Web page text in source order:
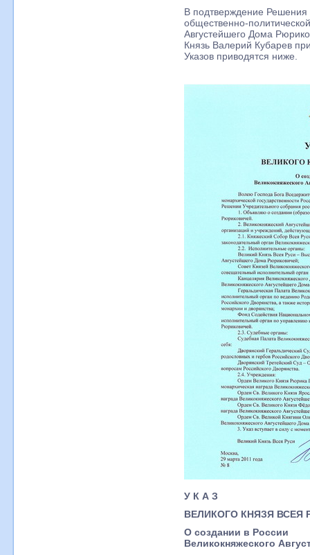
В подтверждение
общественно-
Августейшего Дома
Князь Валерий Кубарев
Указов приводятся ниже.
У К А З
ВЕЛИКОГО КНЯЗЯ ВСЕЯ
О создании в России
Великокняжеского